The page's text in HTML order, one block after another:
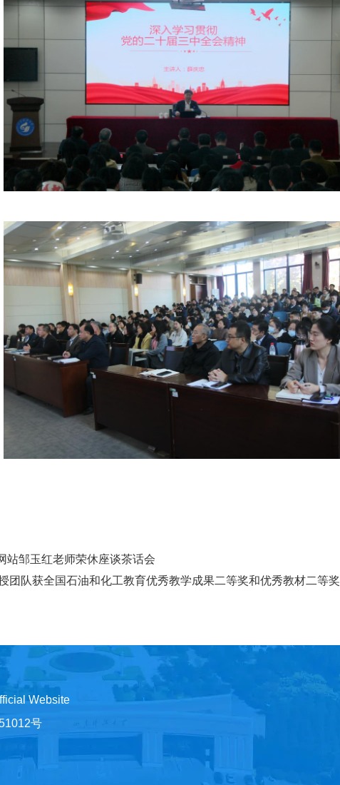
站邹玉红老师荣休座谈茶话会
团队获全国石油和化工教育优秀教学成果二等奖和优秀教材二等奖
Website
号